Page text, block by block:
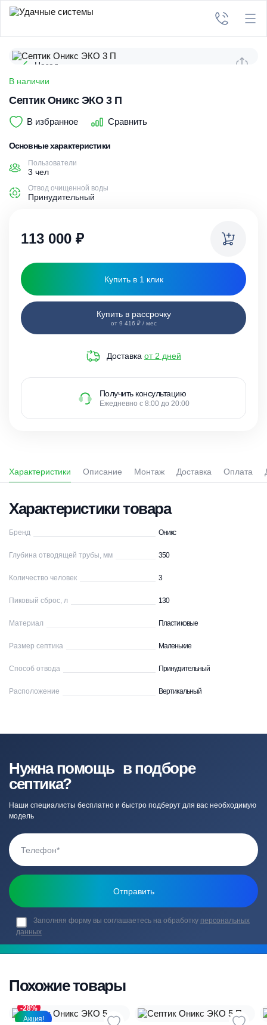
Назад
В наличии
Септик Оникс ЭКО 3 П
В избранное Сравнить
Основные характеристики
Пользователи
3 чел
Отвод очищенной воды
Принудительный
113 000 ₽
Купить в 1 клик
Купить в рассрочку
от 9 416 ₽ / мес
Доставка от 2 дней
Получить консультацию
Ежедневно с 8:00 до 20:00
Характеристики Описание Монтаж Доставка Оплата
Характеристики товара
Бренд Оникс
Глубина отводящей трубы, мм 350
Количество человек 3
Пиковый сброс, л 130
Материал Пластиковые
Размер септика Маленькие
Способ отвода Принудительный
Расположение Вертикальный
Нужна помощь в подборе
септика?
Наши специалисты бесплатно и быстро подберут для вас необходимую
модель
Заполняя форму вы соглашаетесь на обработку персональных
данных
Похожие товары
Акция!
-28%